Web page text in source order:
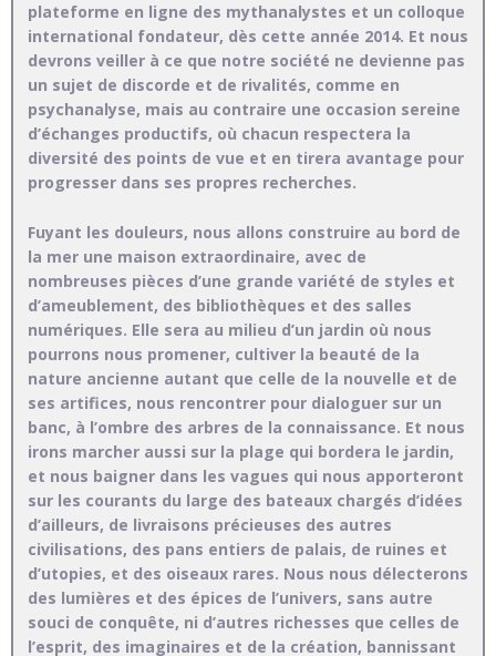
plateforme en ligne des mythanalystes et un colloque
international fondateur, dès cette année 2014. Et nous
devrons veiller à ce que notre société ne devienne pas
un sujet de discorde et de rivalités, comme en
psychanalyse, mais au contraire une occasion sereine
d’échanges productifs, où chacun respectera la
diversité des points de vue et en tirera avantage pour
progresser dans ses propres recherches.
Fuyant les douleurs, nous allons construire au bord de
la mer une maison extraordinaire, avec de
nombreuses pièces d’une grande variété de styles et
d’ameublement, des bibliothèques et des salles
numériques. Elle sera au milieu d’un jardin où nous
pourrons nous promener, cultiver la beauté de la
nature ancienne autant que celle de la nouvelle et de
ses artifices, nous rencontrer pour dialoguer sur un
banc, à l’ombre des arbres de la connaissance. Et nous
irons marcher aussi sur la plage qui bordera le jardin,
et nous baigner dans les vagues qui nous apporteront
sur les courants du large des bateaux chargés d’idées
d’ailleurs, de livraisons précieuses des autres
civilisations, des pans entiers de palais, de ruines et
d’utopies, et des oiseaux rares. Nous nous délecterons
des lumières et des épices de l’univers, sans autre
souci de conquête, ni d’autres richesses que celles de
l’esprit, des imaginaires et de la création, bannissant